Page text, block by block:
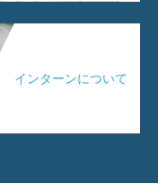
インターンについて